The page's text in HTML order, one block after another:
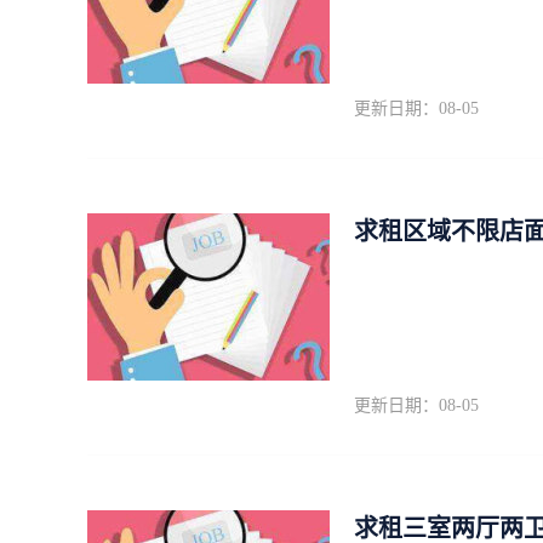
更新日期：08-05
求租区域不限店
更新日期：08-05
求租三室两厅两